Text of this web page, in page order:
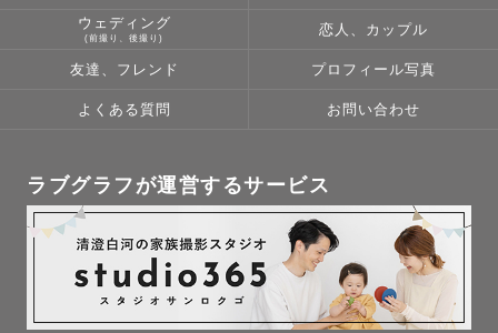
産まれる前からたくさんの愛情を注ぎ、育て、そして命を
かけての出産。
の間の休息に、そしてご褒美に。
この時しか残せない1枚を　ぜひ、撮らせてください。
✏︎Lovegraph認定アートニューボーンカメラマン
✏︎外部ワークショップ認定アートニューボーンカメラマン
＊ラブグラフのアートニューボーンフォトプランでは、
ウェディング
(前撮り、後撮り)
恋人、カップル
友達、フレンド プロフィール写真
よくある質問 お問い合わせ
ラブグラフが運営するサービス